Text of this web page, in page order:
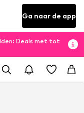
Ga naar de app
Deals met tot